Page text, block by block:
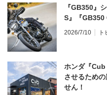
『GB350』
S』『GB350
2026/7/10 ト
ホンダ『Cub
させるため
せん！